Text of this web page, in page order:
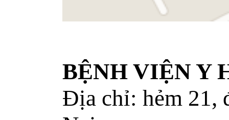
BỆNH VIỆN Y
Địa chỉ: hẻm 21,